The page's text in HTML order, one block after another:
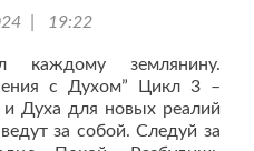
| 19:22
каждому землянину.
с Духом” Цикл 3 –
Духа для новых реалий
за собой. Следуй за